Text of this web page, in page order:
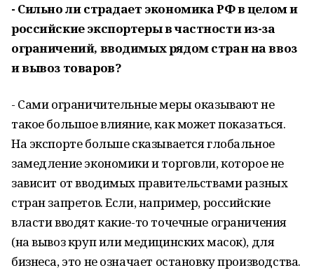
- Сильно ли страдает экономика РФ в целом и
российские экспортеры в частности из-за
ограничений, вводимых рядом стран на ввоз
и вывоз товаров?
- Сами ограничительные меры оказывают не
такое большое влияние, как может показаться.
На экспорте больше сказывается глобальное
замедление экономики и торговли, которое не
зависит от вводимых правительствами разных
стран запретов. Если, например, российские
власти вводят какие-то точечные ограничения
(на вывоз круп или медицинских масок), для
бизнеса, это не означает остановку производства.